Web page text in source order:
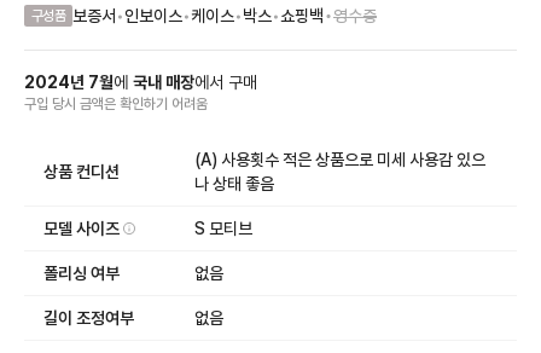
구성품 보증서 •인보이스•케이스•박스•쇼핑백•영수증
2024년 7월에 국내 매장에서 구매
구입 당시 금액은 확인하기 어려움
상품 컨디션
(A) 사용횟수 적은 상품으로 미세 사용감 있으
나 상태 좋음
모델 사이즈 S 모티브
폴리싱 여부 없음
길이 조정여부 없음